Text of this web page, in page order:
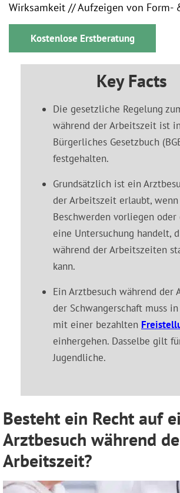
Wirksamkeit // Aufzeigen von Form-
Kostenlose Erstberatung
Key Facts
Die gesetzliche Regelung
während der Arbeitszeit ist
Bürgerliches Gesetzbuch
festgehalten.
Grundsätzlich ist ein
der Arbeitszeit erlaubt,
Beschwerden vorliegen oder
eine Untersuchung handelt,
während der Arbeitszeiten
kann.
Ein Arztbesuch während der
der Schwangerschaft muss
mit einer bezahlten
einhergehen. Dasselbe gilt
Jugendliche.
Besteht ein Recht auf
Arztbesuch während
Arbeitszeit?